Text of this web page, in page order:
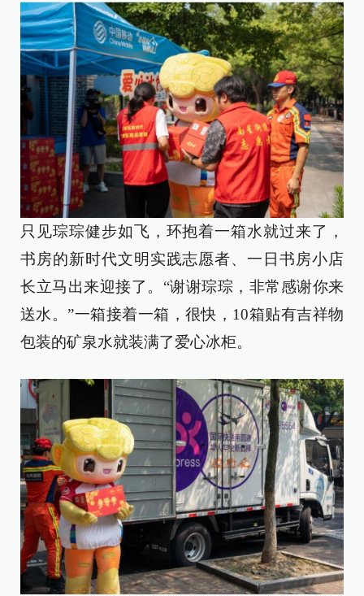
只见琮琮健步如飞，环抱着一箱水就过来了，
书房的新时代文明实践志愿者、一日书房小店
长立马出来迎接了。“谢谢琮琮，非常感谢你来
送水。”一箱接着一箱，很快，10箱贴有吉祥物
包装的矿泉水就装满了爱心冰柜。